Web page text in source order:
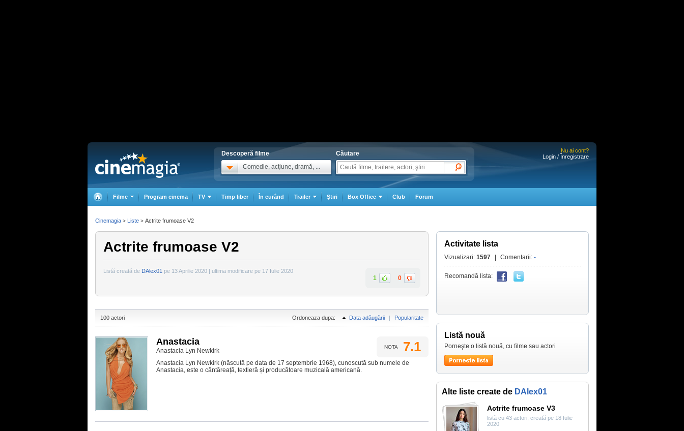
Descoperă filme
Comedie, acţiune, dramă, ...
Căutare
Nu ai cont?
Login / Înregistrare
Filme Program cinema TV Timp liber În curând Trailer Ştiri Box Office Club Forum
Actrite frumoase V2
1 0
Listă creată de DAlex01 pe 13 Aprilie 2020 | ultima modificare pe 17 Iulie 2020
100 actori Ordoneaza dupa: Data adăugării | Popularitate
NOTA 7.1
Anastacia
Anastacia Lyn Newkirk
Anastacia Lyn Newkirk (născută pe data de 17 septembrie 1968), cunoscută sub numele de
Anastacia, este o cântăreață, textieră și producătoare muzicală americană.
Activitate lista
Vizualizari: 1597 Comentarii: -
Recomandă lista:
Listă nouă
Porneşte o listă nouă, cu filme sau actori
Alte liste create de DAlex01
Actrite frumoase V3
listă cu 43 actori, creată pe 18 Iulie
2020
Cinemagia > Liste > Actrite frumoase V2